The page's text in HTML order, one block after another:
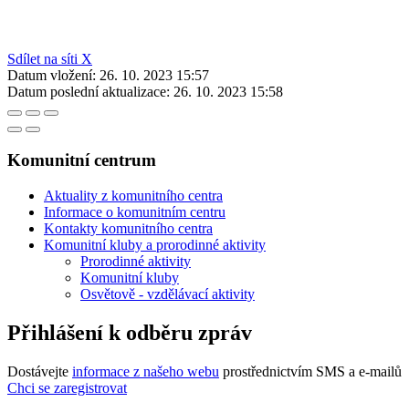
Sdílet na síti X
Datum vložení: 26. 10. 2023 15:57
Datum poslední aktualizace: 26. 10. 2023 15:58
Komunitní centrum
Aktuality z komunitního centra
Informace o komunitním centru
Kontakty komunitního centra
Komunitní kluby a prorodinné aktivity
Prorodinné aktivity
Komunitní kluby
Osvětově - vzdělávací aktivity
Přihlášení k odběru zpráv
Dostávejte informace z našeho webu prostřednictvím SMS a e-mailů
Chci se zaregistrovat